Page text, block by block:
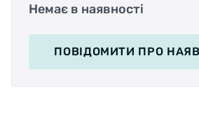
Немає в наявності
ПОВІДОМИТИ ПРО